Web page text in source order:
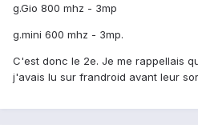
g.Gio 800 mhz - 3mp
g.mini 600 mhz - 3mp.
C'est donc le 2e. Je me rappellais
j'avais lu sur frandroid avant leur